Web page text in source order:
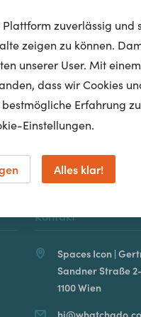
Kontakt
Spaces Icon |
Sandner Straße
1100 Wien
zuverlässig und
zeigen zu können.
unserer User. Mit
dass wir Cookies
Erfahrung
Einstellungen.
Alles klar!